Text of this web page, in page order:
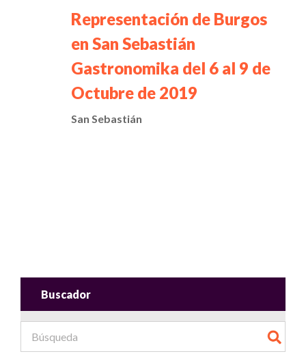
Representación de Burgos
en San Sebastián
Gastronomika del 6 al 9 de
Octubre de 2019
San Sebastián
Buscador